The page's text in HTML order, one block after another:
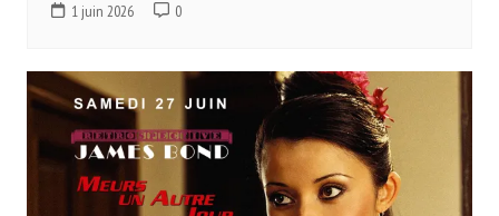
1 juin 2026 0